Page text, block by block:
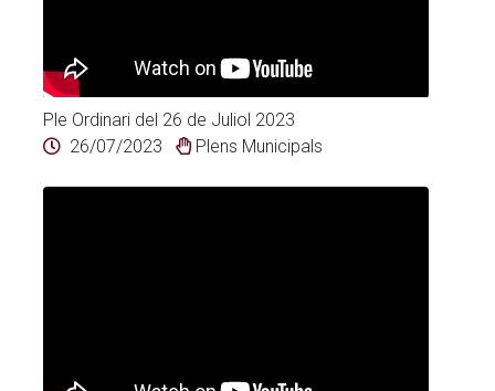
Ple Ordinari del 26 de Juliol 2023
26/07/2023
Plens Municipals